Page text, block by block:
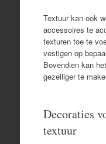
Textuur kan ook
accessoires te
texturen toe te
vestigen op
Bovendien kan
gezelliger te
Decoraties
textuur